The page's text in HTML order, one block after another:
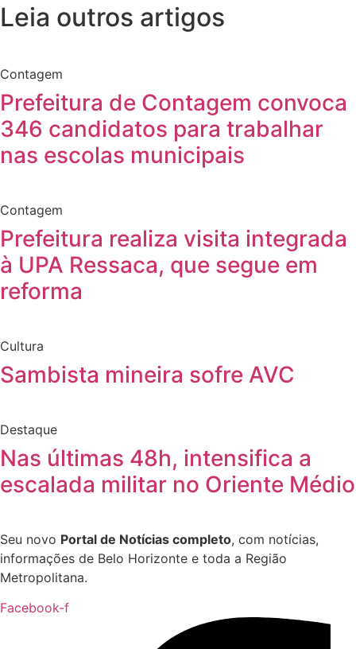
Leia outros artigos
Contagem
Prefeitura de Contagem convoca
346 candidatos para trabalhar
nas escolas municipais
Contagem
Prefeitura realiza visita integrada
à UPA Ressaca, que segue em
reforma
Cultura
Sambista mineira sofre AVC
Destaque
Nas últimas 48h, intensifica a
escalada militar no Oriente Médio
Seu novo Portal de Notícias completo, com notícias,
informações de Belo Horizonte e toda a Região
Metropolitana.
Facebook-f